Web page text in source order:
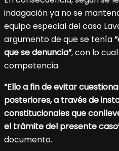
indagación ya no se
equipo especial del caso
argumento de que se tenía
que se denuncia”, con lo
competencia.
“Ello a fin de evitar
posteriores, a través de
constitucionales que
el trámite del presente
documento.